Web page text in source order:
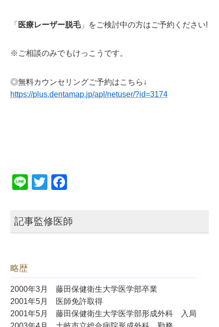
「 医療レーザー脱毛」をご検討中の方はご予約ください!
※ご相談のみでもけっこうです。
◎無料カウンセリングご予約はこちら↓
https://plus.dentamap.jp/apl/netuser/?id=3174
LineTwitter
記事監修医師
略歴
2000年3月 藤田保健衛生大学医学部卒業
2001年5月 医師免許取得
2001年5月 藤田保健衛生大学医学部形成外科 入局